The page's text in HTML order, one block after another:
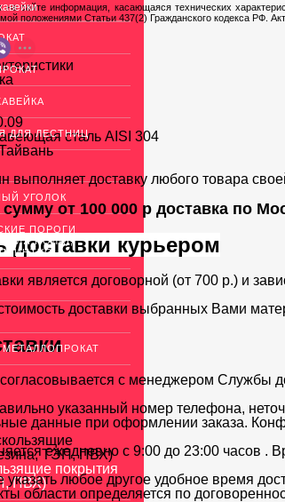
ДЛЯ ЛЕСТНИЦ
УГОЛОК
ПОРОГИ
ПОЛА),
ТЭП, ПВХ)
покрытия
ПВХ)
на сайте информация, касающаяся технических
положениями Статьи 437(2) Гражданского кодекса РФ.
сталь AISI 304
выполняет доставку любого товара
сумму от 100 000 р доставка по
доставки курьером
является договорной (от 700 р.) и
доставки выбранных Вами
с менеджером Службы
указанный номер телефона,
данные при оформлении заказа.
ежедневно с 9:00 до 23:00 часов .
любое другое удобное время
области определяется по